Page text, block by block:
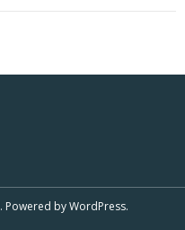
. Powered byWordPress.